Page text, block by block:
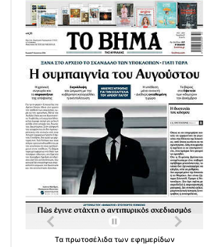
Τα πρωτοσέλιδα των εφημερίδων